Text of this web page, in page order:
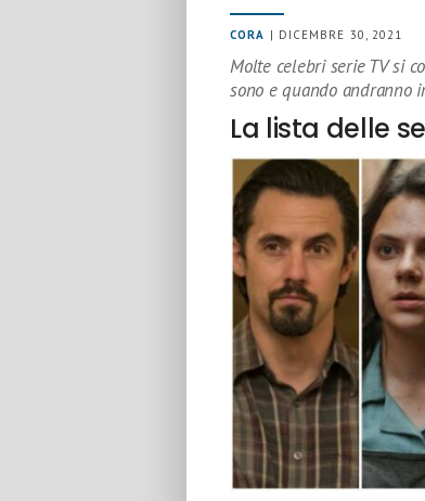
CORA | DICEMBRE 30, 2021
Molte celebri serie TV si
sono e quando andranno
La lista delle